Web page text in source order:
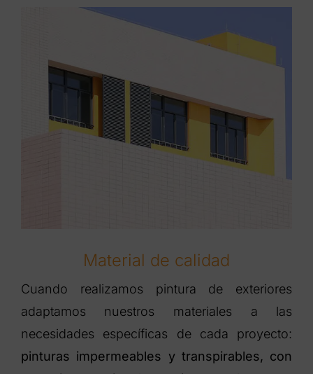
Material de calidad
Cuando realizamos pintura de exteriores
adaptamos nuestros materiales a las
necesidades específicas de cada proyecto:
pinturas impermeables y transpirables, con